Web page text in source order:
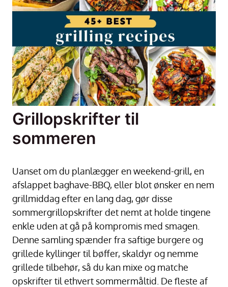
Grillopskrifter til
sommeren
Uanset om du planlægger en weekend-grill, en
afslappet baghave-BBQ, eller blot ønsker en nem
grillmiddag efter en lang dag, gør disse
sommergrillopskrifter det nemt at holde tingene
enkle uden at gå på kompromis med smagen.
Denne samling spænder fra saftige burgere og
grillede kyllinger til bøffer, skaldyr og nemme
grillede tilbehør, så du kan mixe og matche
opskrifter til ethvert sommermåltid. De fleste af